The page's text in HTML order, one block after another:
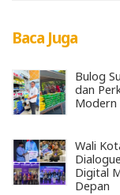
Baca Juga
Bulog
dan
Modern
Wali
Digital
Depan